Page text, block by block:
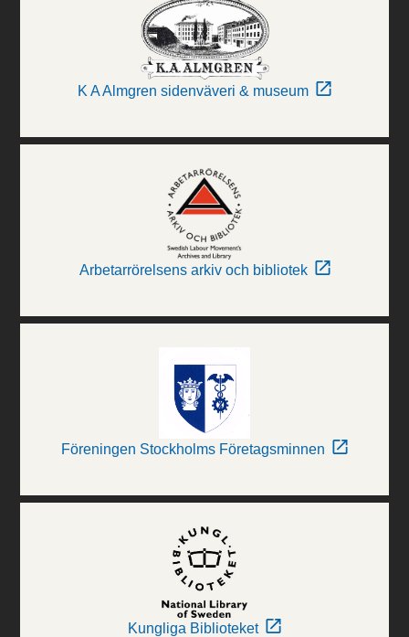
K A Almgren sidenväveri & museum
Arbetarrörelsens arkiv och bibliotek
Föreningen Stockholms Företagsminnen
Kungliga Biblioteket